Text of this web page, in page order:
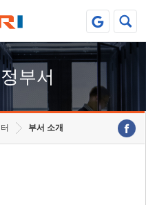
부서
부서 소개